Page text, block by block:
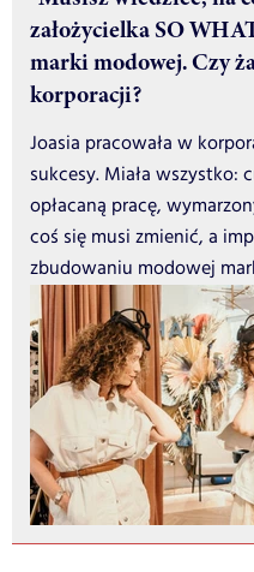
założycielka SO
marki modowej. Czy
korporacji?
Joasia pracowała w
sukcesy. Miała
opłacaną pracę,
coś się musi zmienić, a
zbudowaniu modowej